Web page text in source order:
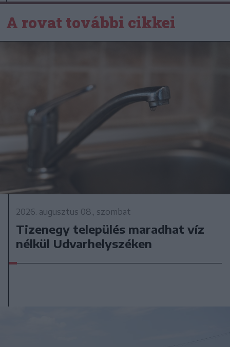
A rovat további cikkei
2026. augusztus 08., szombat
Tizenegy település maradhat víz
nélkül Udvarhelyszéken